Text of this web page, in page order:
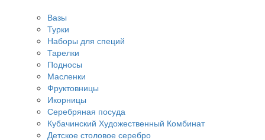
Вазы
Турки
Наборы для специй
Тарелки
Подносы
Масленки
Фруктовницы
Икорницы
Серебряная посуда
Кубачинский Художественный Комбинат
Детское столовое серебро